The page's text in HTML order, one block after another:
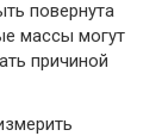
повернута
массы могут
причиной